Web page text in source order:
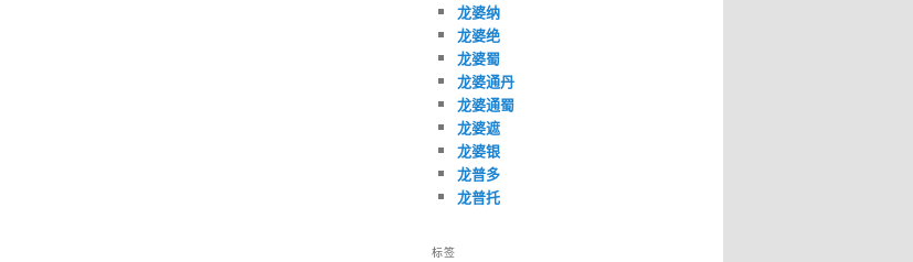
龙婆纳
龙婆绝
龙婆蜀
龙婆通丹
龙婆通蜀
龙婆遮
龙婆银
龙普多
龙普托
标签